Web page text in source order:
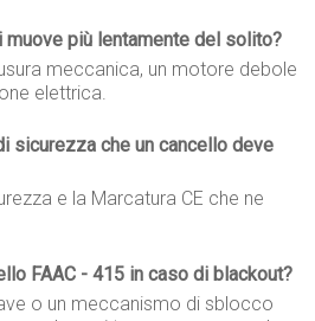
più lentamente del solito?
meccanica, un motore debole
elettrica.
sicurezza che un cancello deve
e la Marcatura CE che ne
FAAC - 415 in caso di blackout?
o un meccanismo di sblocco